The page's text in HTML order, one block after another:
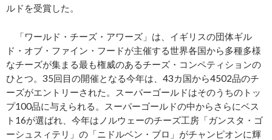
ルドを受賞した。
「ワールド・チーズ・アワーズ」は、イギリスの団体ギル
ド・オブ・ファイン・フードが主催する世界各国から多種多様
なチーズが集まる最も権威のあるチーズ・コンペティションの
ひとつ。35回目の開催となる今年は、43カ国から4502品のチ
ーズがエントリーされた。スーパーゴールドはそのうちのトッ
プ100品に与えられる。スーパーゴールドの中からさらにベス
ト16が選ばれ、今年はノルウェーのチーズ工房「ガンスタ・ゴ
ーシュスィテリ」の「ニドルベン・ブロ」がチャンピオンに輝